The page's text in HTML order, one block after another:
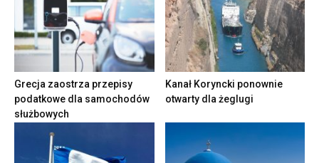
Grecja zaostrza przepisy
podatkowe dla samochodów
służbowych
Kanał Koryncki ponownie
otwarty dla żeglugi